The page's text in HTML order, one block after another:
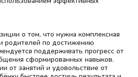
о том, что нужна комплексная
родителей по достижению
поддерживать прогресс от
сформированных навыков.
от занятий и удовольствие от